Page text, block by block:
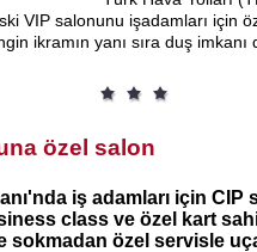
VIP salonunu işadamları için
ikramın yanı sıra duş imkanı
özel salon
iş adamları için CIP
class ve özel kart
sokmadan özel servisle